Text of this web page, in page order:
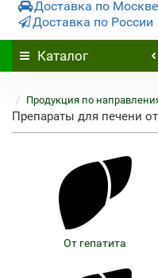
Доставка по Москве
Доставка по России
Каталог
Продукция по
Препараты для печени
От гепатита